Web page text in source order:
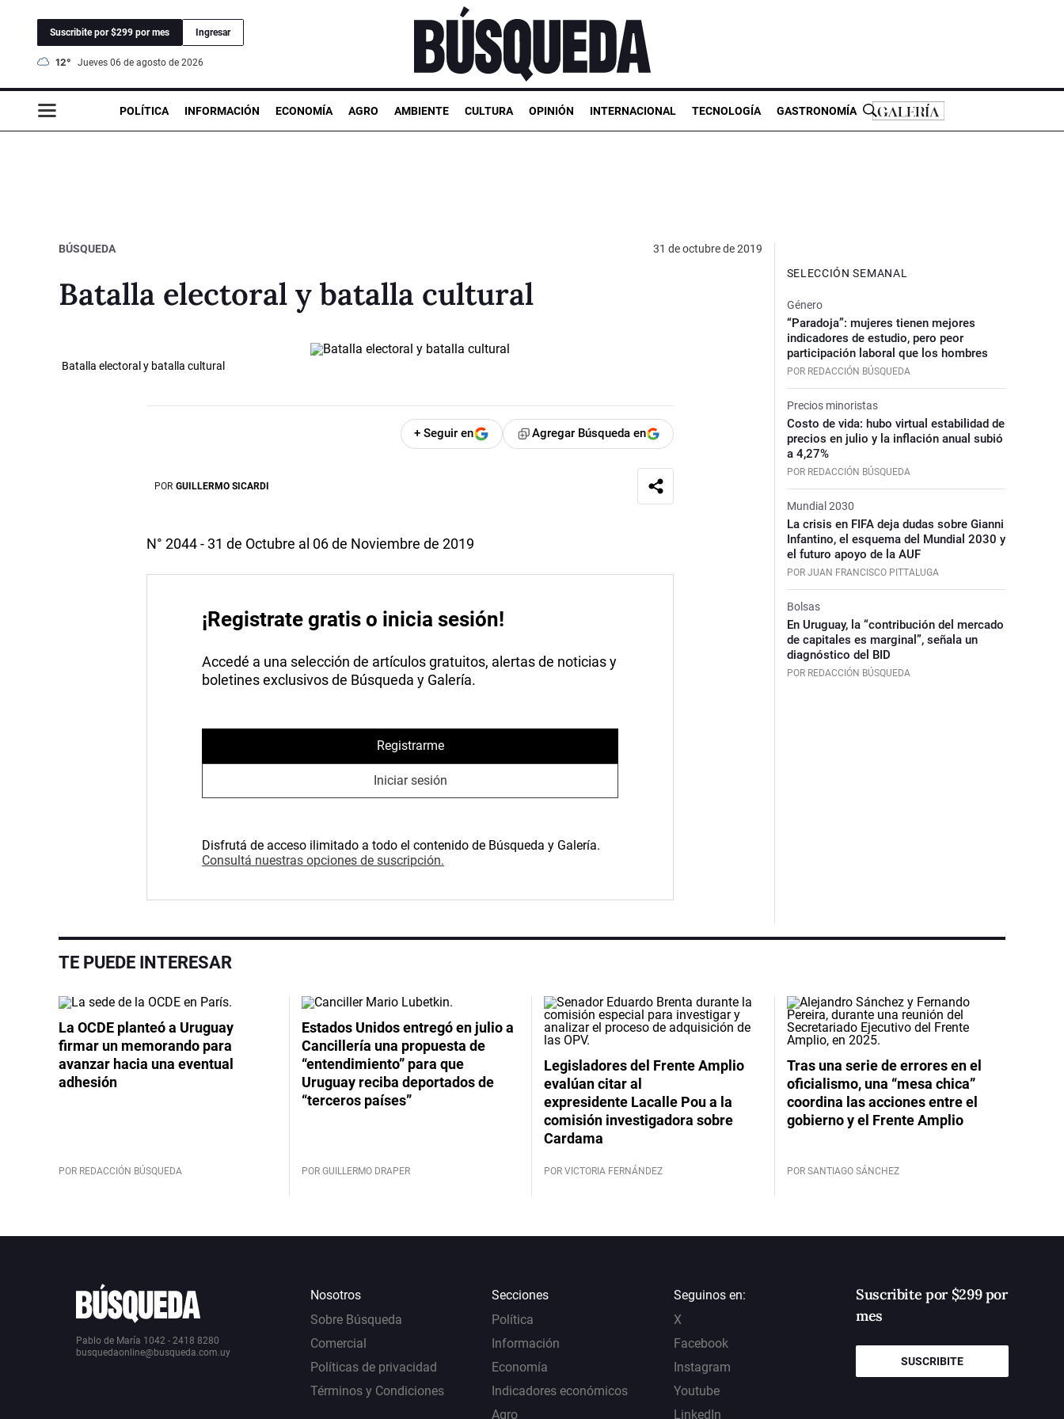
Suscribite por $299 por mes Ingresar
12° jueves 06 de agosto de 2026
POLÍTICA INFORMACIÓN ECONOMÍA AGRO AMBIENTE CULTURA OPINIÓN INTERNACIONAL TECNOLOGÍA GASTRONOMÍA
BÚSQUEDA 31 de octubre de 2019
Batalla electoral y batalla cultural
Batalla electoral y batalla cultural
+ Seguir en Agregar Búsqueda en
POR GUILLERMO SICARDI
N° 2044 - 31 de Octubre al 06 de Noviembre de 2019
¡Registrate gratis o inicia sesión!
Accedé a una selección de artículos gratuitos, alertas de noticias y
boletines exclusivos de Búsqueda y Galería.
Registrarme
Iniciar sesión
Disfrutá de acceso ilimitado a todo el contenido de Búsqueda y Galería.
Consultá nuestras opciones de suscripción.
SELECCIÓN SEMANAL
Género
“Paradoja”: mujeres tienen mejores
indicadores de estudio, pero peor
participación laboral que los hombres
POR REDACCIÓN BÚSQUEDA
Precios minoristas
Costo de vida: hubo virtual estabilidad de
precios en julio y la inflación anual subió
a 4,27%
POR REDACCIÓN BÚSQUEDA
Mundial 2030
La crisis en FIFA deja dudas sobre Gianni
Infantino, el esquema del Mundial 2030 y
el futuro apoyo de la AUF
POR JUAN FRANCISCO PITTALUGA
Bolsas
En Uruguay, la “contribución del mercado
de capitales es marginal”, señala un
diagnóstico del BID
POR REDACCIÓN BÚSQUEDA
TE PUEDE INTERESAR
La OCDE planteó a Uruguay
firmar un memorando para
avanzar hacia una eventual
adhesión
POR REDACCIÓN BÚSQUEDA
Estados Unidos entregó en julio a
Cancillería una propuesta de
“entendimiento” para que
Uruguay reciba deportados de
“terceros países”
POR GUILLERMO DRAPER
Legisladores del Frente Amplio
evalúan citar al
expresidente Lacalle Pou a la
comisión investigadora sobre
Cardama
POR VICTORIA FERNÁNDEZ
Tras una serie de errores en el
oficialismo, una “mesa chica”
coordina las acciones entre el
gobierno y el Frente Amplio
POR SANTIAGO SÁNCHEZ
Pablo de María 1042 - 2418 8280
busquedaonline@busqueda.com.uy
Nosotros
Sobre Búsqueda
Comercial
Políticas de privacidad
Términos y Condiciones
Secciones
Política
Información
Economía
Indicadores económicos
Agro
Seguinos en:
X
Facebook
Instagram
Youtube
LinkedIn
Suscribite por $299 por
mes
SUSCRIBITE